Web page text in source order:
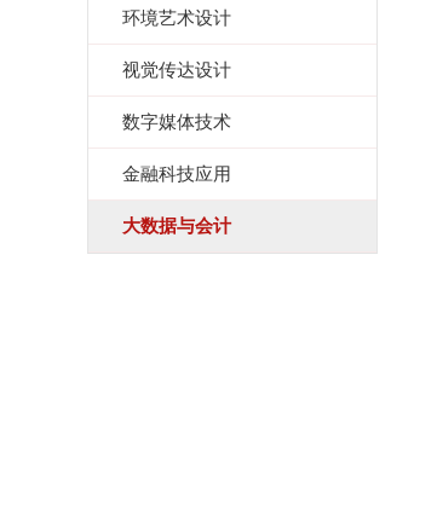
环境艺术设计
视觉传达设计
数字媒体技术
金融科技应用
大数据与会计